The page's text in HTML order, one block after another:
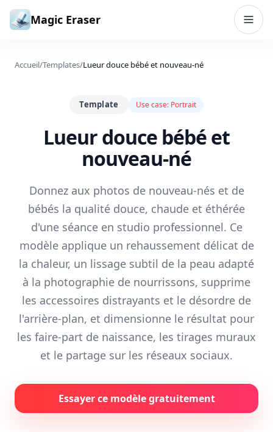
Aller au contenu
Magic Eraser
Accueil/Templates/Lueur douce bébé et nouveau-né
Template Use case: Portrait
Lueur douce bébé et
nouveau-né
Donnez aux photos de nouveau-nés et de
bébés la qualité douce, chaude et éthérée
d'une séance en studio professionnel. Ce
modèle applique un rehaussement délicat de
la chaleur, un lissage subtil de la peau adapté
à la photographie de nourrissons, supprime
les accessoires distrayants et le désordre de
l'arrière-plan, et dimensionne le résultat pour
les faire-part de naissance, les tirages muraux
et le partage sur les réseaux sociaux.
Essayer ce modèle gratuitement